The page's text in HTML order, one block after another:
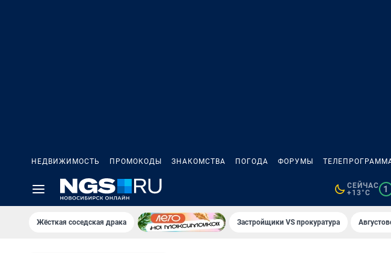
НЕДВИЖИМОСТЬ ПРОМОКОДЫ ЗНАКОМСТВА ПОГОДА ФОРУМЫ
СЕЙЧАС
+13°C
1
Жёсткая соседская драка Застройщики VS прокуратура